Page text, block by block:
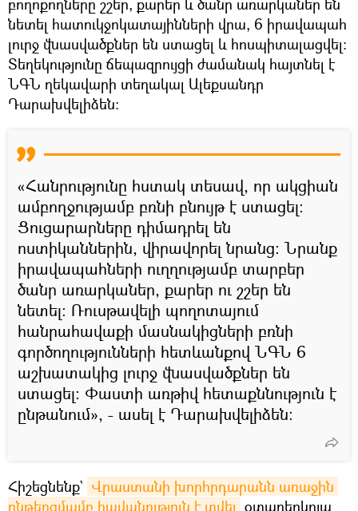
նետել հատուկջոկատայինների վրա, 6 իրավապահ
լուրջ վնասվածքներ են ստացել և հոսպիտալացվել։
Տեղեկությունը ճեպազրույցի ժամանակ հայտնել է
ՆԳՆ ղեկավարի տեղակալ Ալեքսանդր
Դարախվելիձեն:
«Հանրությունը հստակ տեսավ, որ ակցիան
ամբողջությամբ բռնի բնույթ է ստացել։
Ցուցարարները դիմադրել են
ոստիկաններին, վիրավորել նրանց։ Նրանք
իրավապահների ուղղությամբ տարբեր
ծանր առարկաներ, քարեր ու շշեր են
նետել։ Ռուսթավելի պողոտայում
հանրահավաքի մասնակիցների բռնի
գործողությունների հետևանքով ՆԳՆ 6
աշխատակից լուրջ վնասվածքներ են
ստացել: Փաստի առթիվ հետաքննություն է
ընթանում», - ասել է Դարախվելիձեն։
Հիշեցնենք` Վրաստանի խորհրդարանն առաջին
ընթերցմամբ հավանություն է տվել օտարերկրյա